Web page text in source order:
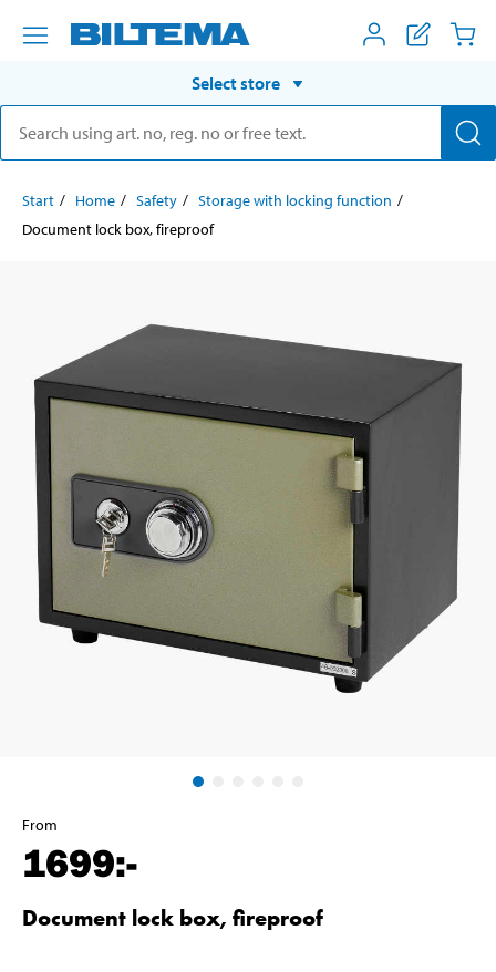
Select store
Start Home Safety
Storage with locking function
Document lock box, fireproof
From
1699:-
Document lock box, fireproof